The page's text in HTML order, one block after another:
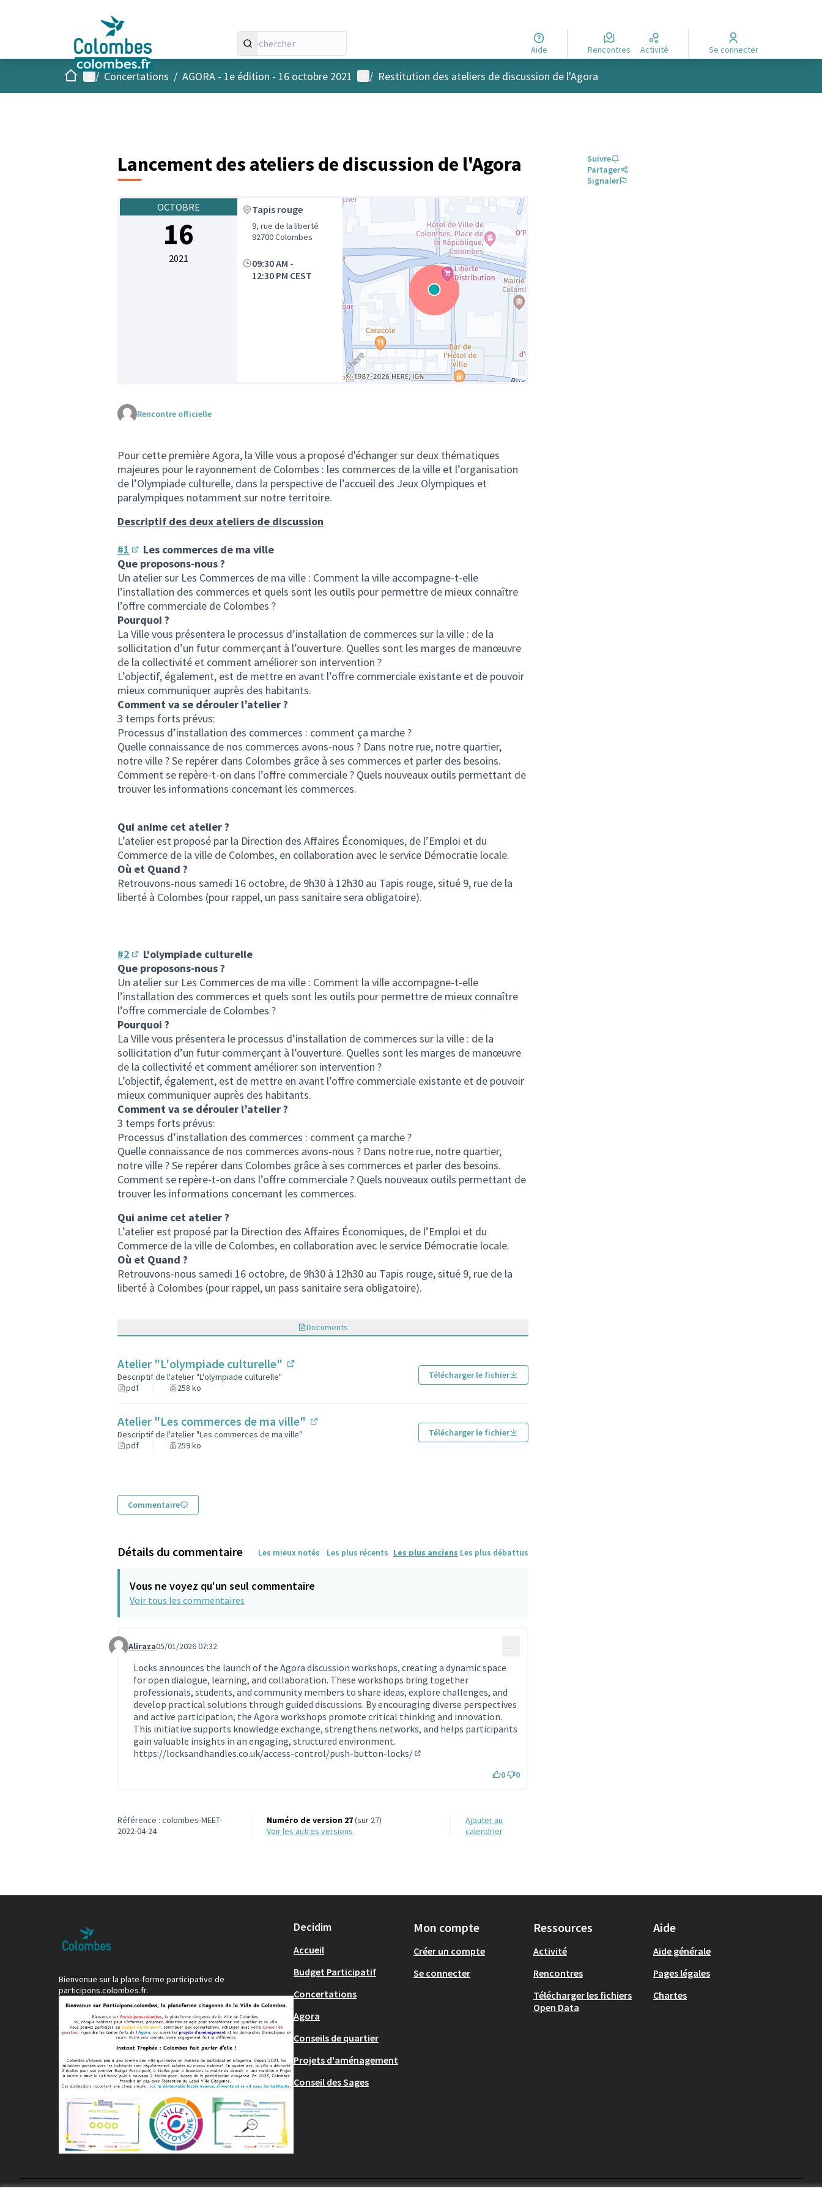
Aide Rencontres Activité Se connecter
AccueilMenu principal
/ Concertations / AGORA - 1e édition - 16 octobre 2021 Menu utilisateur
/ Restitution des ateliers de discussion de l'Agora
Lancement des ateliers de discussion de l'Agora
OCTOBRE
16
2021
Tapis rouge
9, rue de la liberté
92700 Colombes
09:30 AM -
12:30 PM CEST
Rencontre officielle
Pour cette première Agora, la Ville vous a proposé d'échanger sur deux thématiques
majeures pour le rayonnement de Colombes : les commerces de la ville et l’organisation
de l’Olympiade culturelle, dans la perspective de l’accueil des Jeux Olympiques et
paralympiques notamment sur notre territoire.
Descriptif des deux ateliers de discussion
#1
(S'ouvre dans un nouvel onglet)
Les commerces de ma ville
Que proposons-nous ?
Un atelier sur Les Commerces de ma ville : Comment la ville accompagne-t-elle
l’installation des commerces et quels sont les outils pour permettre de mieux connaître
l’offre commerciale de Colombes ?
Pourquoi ?
La Ville vous présentera le processus d’installation de commerces sur la ville : de la
sollicitation d’un futur commerçant à l’ouverture. Quelles sont les marges de manœuvre
de la collectivité et comment améliorer son intervention ?
L’objectif, également, est de mettre en avant l’offre commerciale existante et de pouvoir
mieux communiquer auprès des habitants.
Comment va se dérouler l’atelier ?
3 temps forts prévus:
Processus d’installation des commerces : comment ça marche ?
Quelle connaissance de nos commerces avons-nous ? Dans notre rue, notre quartier,
notre ville ? Se repérer dans Colombes grâce à ses commerces et parler des besoins.
Comment se repère-t-on dans l’offre commerciale ? Quels nouveaux outils permettant de
trouver les informations concernant les commerces.
Qui anime cet atelier ?
L’atelier est proposé par la Direction des Affaires Économiques, de l’Emploi et du
Commerce de la ville de Colombes, en collaboration avec le service Démocratie locale.
Où et Quand ?
Retrouvons-nous samedi 16 octobre, de 9h30 à 12h30 au Tapis rouge, situé 9, rue de la
liberté à Colombes (pour rappel, un pass sanitaire sera obligatoire).
#2
(S'ouvre dans un nouvel onglet)
L'olympiade culturelle
Que proposons-nous ?
Un atelier sur Les Commerces de ma ville : Comment la ville accompagne-t-elle
l’installation des commerces et quels sont les outils pour permettre de mieux connaître
l’offre commerciale de Colombes ?
Pourquoi ?
La Ville vous présentera le processus d’installation de commerces sur la ville : de la
sollicitation d’un futur commerçant à l’ouverture. Quelles sont les marges de manœuvre
de la collectivité et comment améliorer son intervention ?
L’objectif, également, est de mettre en avant l’offre commerciale existante et de pouvoir
mieux communiquer auprès des habitants.
Comment va se dérouler l’atelier ?
3 temps forts prévus:
Processus d’installation des commerces : comment ça marche ?
Quelle connaissance de nos commerces avons-nous ? Dans notre rue, notre quartier,
notre ville ? Se repérer dans Colombes grâce à ses commerces et parler des besoins.
Comment se repère-t-on dans l’offre commerciale ? Quels nouveaux outils permettant de
trouver les informations concernant les commerces.
Qui anime cet atelier ?
L’atelier est proposé par la Direction des Affaires Économiques, de l’Emploi et du
Commerce de la ville de Colombes, en collaboration avec le service Démocratie locale.
Où et Quand ?
Retrouvons-nous samedi 16 octobre, de 9h30 à 12h30 au Tapis rouge, situé 9, rue de la
liberté à Colombes (pour rappel, un pass sanitaire sera obligatoire).
Documents
Atelier "L'olympiade culturelle"
Descriptif de l'atelier "L'olympiade culturelle"
pdf
258 ko
Télécharger le fichier
Atelier "Les commerces de ma ville"
Descriptif de l'atelier "Les commerces de ma ville"
pdf
259 ko
Télécharger le fichier
Commentaire
Suivre
Partager
Signaler
Détails du commentaire Les mieux notés Les plus récents Les plus anciens Les plus débattus
Vous ne voyez qu'un seul commentaire
Voir tous les commentaires
Commentaire 2027 (réponse au commentaire 1980)
Aliraza05/01/2026 07:32 …
Locks announces the launch of the Agora discussion workshops, creating a dynamic space
for open dialogue, learning, and collaboration. These workshops bring together
professionals, students, and community members to share ideas, explore challenges, and
develop practical solutions through guided discussions. By encouraging diverse perspectives
and active participation, the Agora workshops promote critical thinking and innovation.
This initiative supports knowledge exchange, strengthens networks, and helps participants
gain valuable insights in an engaging, structured environment.
https://locksandhandles.co.uk/access-control/push-button-locks/
0 0
Référence : colombes-MEET-
2022-04-24
Numéro de version 27(sur 27)
voir les autres versions
Ajouter au
calendrier
Bienvenue sur la plate-forme participative de
participons.colombes.fr.
Decidim
Accueil
Budget Participatif
Concertations
Agora
Conseils de quartier
Projets d'aménagement
Conseil des Sages
Mon compte
Créer un compte
Se connecter
Ressources
Activité
Rencontres
Télécharger les fichiers
Open Data
Aide
Aide générale
Pages légales
Chartes